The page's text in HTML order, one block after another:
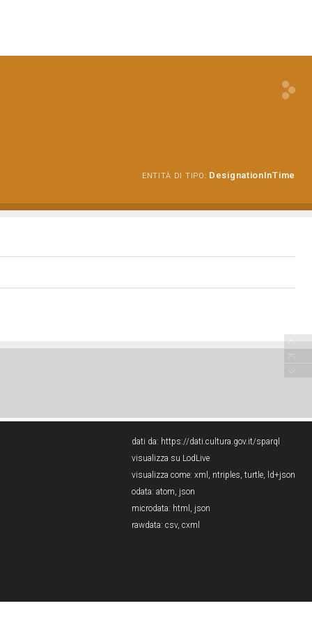
ENTITÀ DI TIPO: DesignationInTime
dati da: https://dati.cultura.gov.it/sparql
visualizza su LodLive
visualizza come: xml , ntriples, turtle, ld+json
odata: atom, json
microdata: html , json
rawdata: csv, cxml